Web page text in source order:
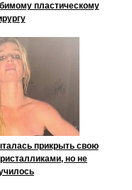
пластическому
прикрыть свою
но не